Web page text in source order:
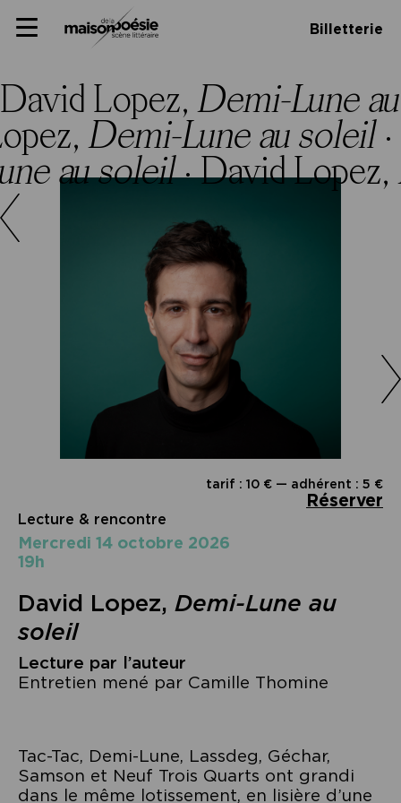
Panneau de gestion des cookies
to
littéraire
Primary
Billetterie
David Lopez, Demi-Lune
Demi-Lune au soleil·
au soleil·David Lopez,
tarif : 10 € — adhérent : 5 €
Réserver
Lecture & rencontre
mercredi 14 octobre 2026
19h
David Lopez, Demi-Lune au
soleil
Lecture par l’auteur
Entretien mené par Camille Thomine
Tac-Tac, Demi-Lune, Lassdeg, Géchar,
Samson et Neuf Trois Quarts ont grandi
dans le même lotissement, en lisière d’une